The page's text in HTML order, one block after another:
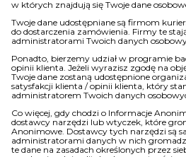
w których znajdują się Twoje dane
Twoje dane udostępniane są firmom
do dostarczenia zamówienia. Firmy te
administratorami Twoich danych
Ponadto, bierzemy udział w programie
opinii klienta. Jeżeli wyrazisz zgodę na
Twoje dane zostaną udostępnione
satysfakcji klienta / opinii klienta, który
administratorem Twoich danych
Co więcej, gdy chodzi o Informacje
dostawcy narzędzi lub wtyczek, które
Anonimowe. Dostawcy tych narzędzi są
administratorami danych w nich
te dane na zasadach określonych przez